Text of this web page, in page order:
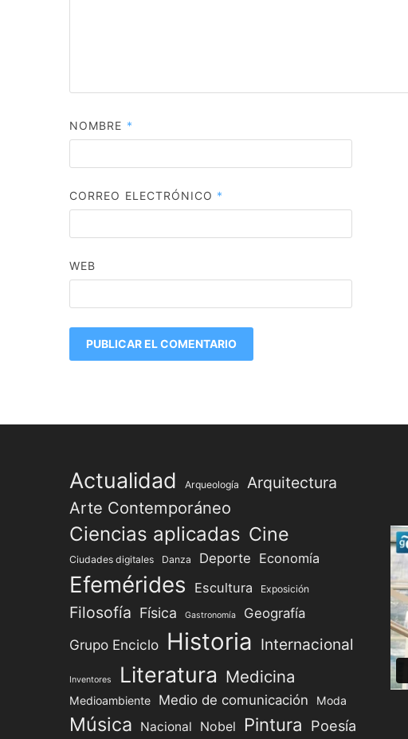
NOMBRE *
CORREO ELECTRÓNICO *
WEB
Actualidad Arqueología Arquitectura
Arte Contemporáneo
Ciencias aplicadas Cine
Ciudades digitales Danza Deporte Economía
Efemérides Escultura Exposición
Filosofía Física Gastronomía Geografía
Grupo Enciclo Historia Internacional
Inventores Literatura Medicina
Medioambiente Medio de comunicación Moda
Música Nacional Nobel Pintura Poesía